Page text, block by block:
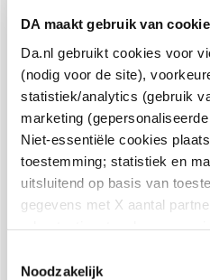
DA maakt gebruik van
Da.nl gebruikt cookies voor
(nodig voor de site),
statistiek/analytics (gebruik
marketing
Niet-essentiële cookies
toestemming; statistiek en
uitsluitend op basis van
gegevens met X aantal
en de bewaartermijnen per
Noodzakelijk
8.6 uit4.106
Over DA
Klantenservice
Assortiment
Volg